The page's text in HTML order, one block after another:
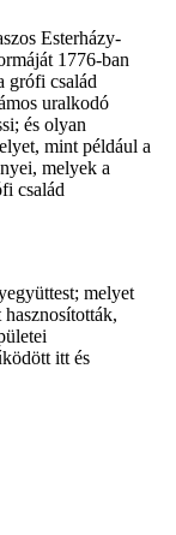
Esterházy-
1776-ban
grófi család
uralkodó
és olyan
mint például a
melyek a
család
melyet
itt és